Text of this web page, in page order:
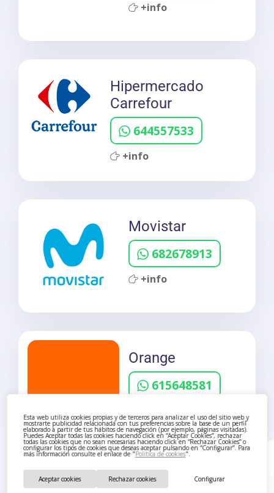
Esta web utiliza cookies propias y de terceros para analizar el uso del sitio web y
mostrarte publicidad relacionada con tus preferencias sobre la base de un perfil
elaborado a partir de tus hábitos de navegación (por ejemplo, páginas visitadas).
Puedes Aceptar todas las cookies haciendo click en “Aceptar Cookies”, rechazar
todas las cookies que no sean necesarias haciendo click en “Rechazar Cookies” o
configurar los tipos de cookies que deseas aceptar pulsando en “Configurar”. Para
más información consulte el enlace de "Política de cookies".
Configurar
Rechazar cookies
Aceptar cookies
+info
Hipermercado
Carrefour
644557533
+info
Movistar
682678913
+info
Orange
615648581
Queen Nail’s